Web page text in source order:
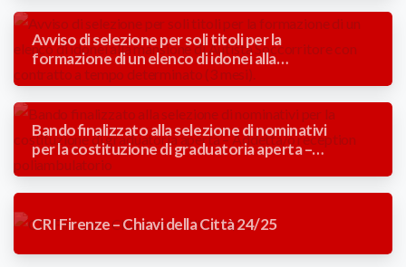
Avviso di selezione per soli titoli per la
formazione di un elenco di idonei alla
mansione di Autista Soccorritore con
Bando finalizzato alla selezione di nominativi
per la costituzione di graduatoria aperta –
Addetta/o reception poliambulatorio
CRI Firenze – Chiavi della Città 24/25